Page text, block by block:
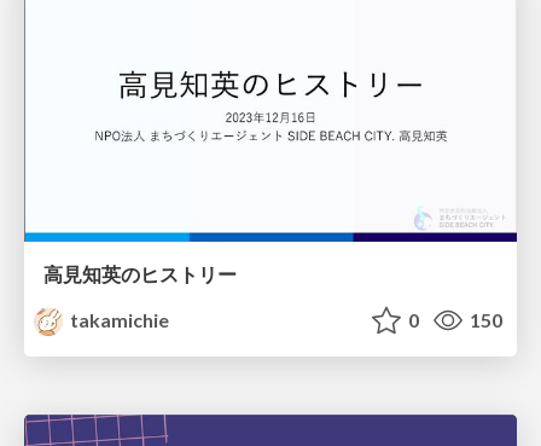
高見知英のヒストリー
takamichie
0 150